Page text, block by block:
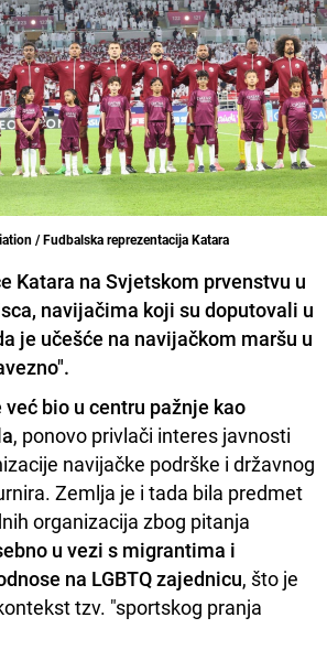
/ Fudbalska reprezentacija Katara
Katara na Svjetskom prvenstvu u
navijačima koji su doputovali u
je učešće na navijačkom maršu u
već bio u centru pažnje kao
, ponovo privlači interes javnosti
navijačke podrške i državnog
Zemlja je i tada bila predmet
organizacija zbog pitanja
u vezi s migrantima i
na LGBTQ zajednicu, što je
tzv. "sportskog pranja